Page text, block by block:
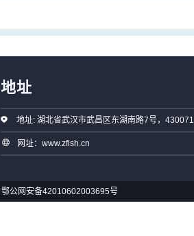
地址
地址: 湖北省武汉市武昌区东湖南路7号，430071
网址：www.zfish.cn
鄂公网安备42010602003695号